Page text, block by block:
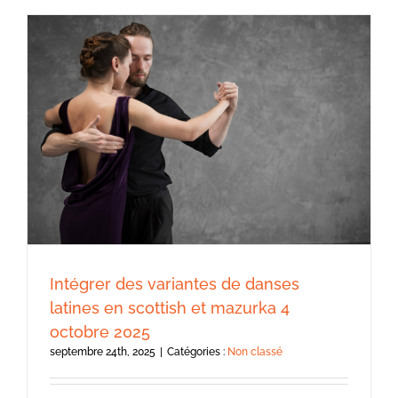
Intégrer des variantes de danses
latines en scottish et mazurka 4
octobre 2025
septembre 24th, 2025 Catégories : Non classé